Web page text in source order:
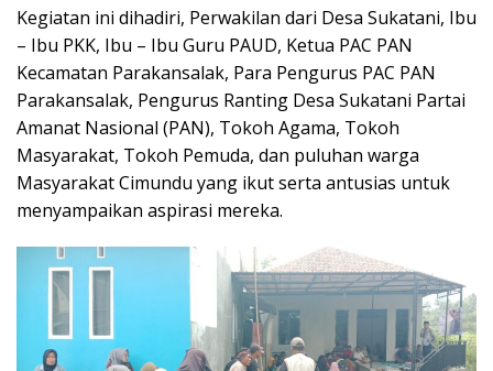
Kegiatan ini dihadiri, Perwakilan dari Desa Sukatani, Ibu
– Ibu PKK, Ibu – Ibu Guru PAUD, Ketua PAC PAN
Kecamatan Parakansalak, Para Pengurus PAC PAN
Parakansalak, Pengurus Ranting Desa Sukatani Partai
Amanat Nasional (PAN), Tokoh Agama, Tokoh
Masyarakat, Tokoh Pemuda, dan puluhan warga
Masyarakat Cimundu yang ikut serta antusias untuk
menyampaikan aspirasi mereka.